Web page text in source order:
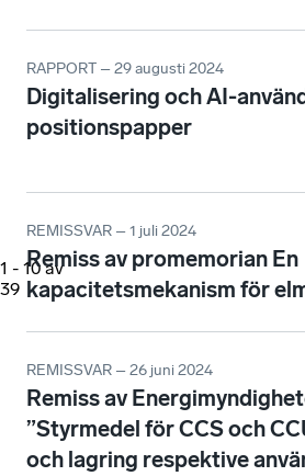
1 - 10 av
39
RAPPORT – 29 augusti 2024
Digitalisering och AI-
positionspapper
REMISSVAR – 1 juli 2024
Remiss av promemorian En
kapacitetsmekanism för
REMISSVAR – 26 juni 2024
Remiss av
”Styrmedel för CCS och
och lagring respektive